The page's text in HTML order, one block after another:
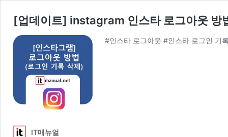
[업데이트] instagram 인스타 로그아웃 방
#인스타 로그아웃 #인스타 로그인 기
IT매뉴얼